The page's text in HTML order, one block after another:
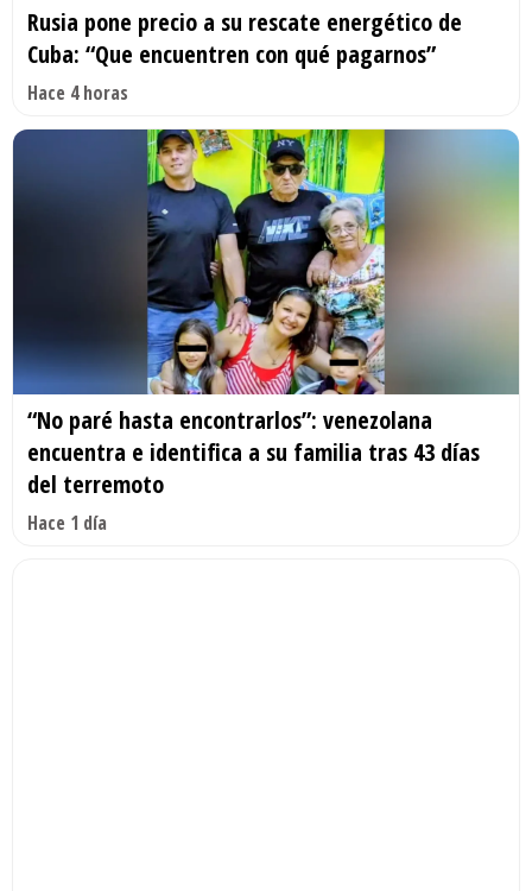
Rusia pone precio a su rescate energético de
Cuba: “Que encuentren con qué pagarnos”
Hace 4 horas
“No paré hasta encontrarlos”: venezolana
encuentra e identifica a su familia tras 43 días
del terremoto
Hace 1 día